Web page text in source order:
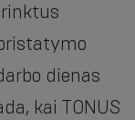
dienas
kai TONUS